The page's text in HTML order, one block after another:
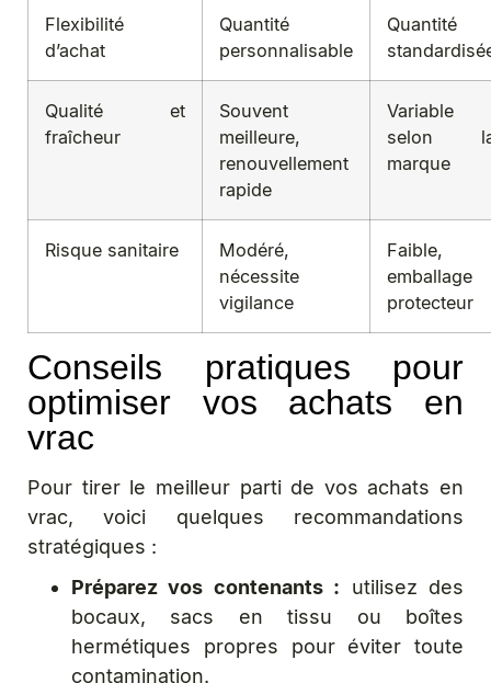
Flexibilité
d’achat
Quantité
personnalisable
Quantité
Qualité et
fraîcheur
Souvent
meilleure,
renouvellement
rapide
Variable
selon
marque
Risque sanitaire
Modéré,
nécessite
vigilance
Faible,
emballage
protecteur
Conseils pratiques pour
optimiser vos achats en
vrac
Pour tirer le meilleur parti de vos achats en
vrac, voici quelques recommandations
stratégiques :
Préparez vos contenants : utilisez des
bocaux, sacs en tissu ou boîtes
hermétiques propres pour éviter toute
contamination.